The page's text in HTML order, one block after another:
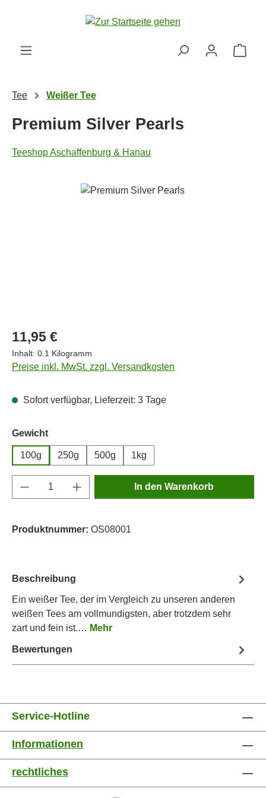
Zum Hauptinhalt springen
Tee Weißer Tee
Premium Silver Pearls
Teeshop Aschaffenburg & Hanau
Bildergalerie überspringen
Regulärer Preis:
11,95 €
Inhalt: 0.1 Kilogramm
Preise inkl. MwSt. zzgl. Versandkosten
Sofort verfügbar, Lieferzeit: 3 Tage
Gewichtauswählen
100g 250g 500g 1kg
Produkt Anzahl: Gib den gewünschten
In den Warenkorb
Produktnummer: OS08001
Beschreibung
Ein weißer Tee, der im Vergleich zu unseren anderen
weißen Tees am vollmundigsten, aber trotzdem sehr
zart und fein ist.… Mehr
Bewertungen
Service-Hotline
Informationen
rechtliches